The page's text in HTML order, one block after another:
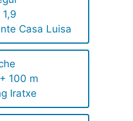
1,9
Casa Luisa
100 m
Iratxe